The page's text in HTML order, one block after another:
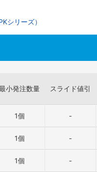
シリーズ）
小発注数量 スライド値引
1個 -
1個 -
1個 -